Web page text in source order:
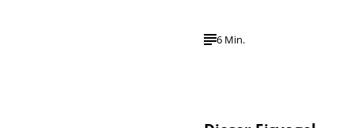
6 Min.